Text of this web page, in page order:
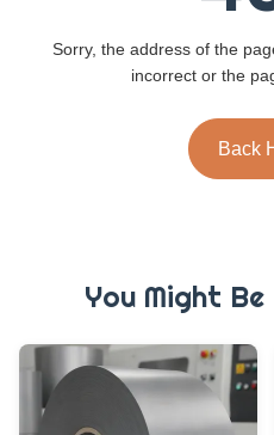
Sorry, the address of the
incorrect or the
Back
You Might